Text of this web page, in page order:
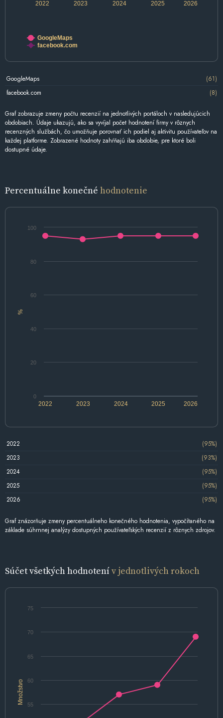
2022 2024 2026
2023 2025
GoogleMaps
facebook.com
GoogleMaps
(61)
facebook.com
(8)
Graf zobrazuje zmeny počtu recenzií na jednotlivých portáloch v nasledujúcich
obdobiach. Údaje ukazujú, ako sa vyvíjal počet hodnotení firmy v rôznych
recenzných službách, čo umožňuje porovnať ich podiel aj aktivitu používateľov na
každej platforme. Zobrazené hodnoty zahŕňajú iba obdobie, pre ktoré boli
dostupné údaje.
Percentuálne konečné hodnotenie
%
2022 2024 2026
2023 2025
0
20
40
60
80
100
2022
(95%)
2023
(93%)
2024
(95%)
2025
(95%)
2026
(95%)
Graf znázorňuje zmeny percentuálneho konečného hodnotenia, vypočítaného na
základe súhrnnej analýzy dostupných používateľských recenzií z rôznych zdrojov.
Súčet všetkých hodnotenív jednotlivých rokoch
Množstvo 55
60
65
70
75